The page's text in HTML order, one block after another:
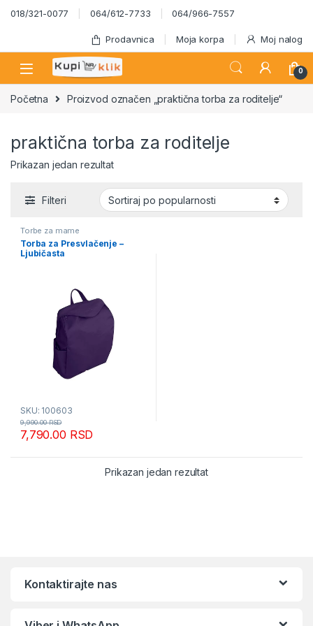
Skip to navigation
Skip to content
018/321-0077 064/612-7733 064/966-7557
Prodavnica Moja korpa Moj nalog
0
Početna Proizvod označen „praktična torba za roditelje“
praktična torba za roditelje
Prikazan jedan rezultat
Filteri
Torbe za mame
Torba za Presvlačenje –
Ljubičasta
SKU: 100603
7,790.00 RSD
9,990.00RSD
Prikazan jedan rezultat
Kontaktirajte nas